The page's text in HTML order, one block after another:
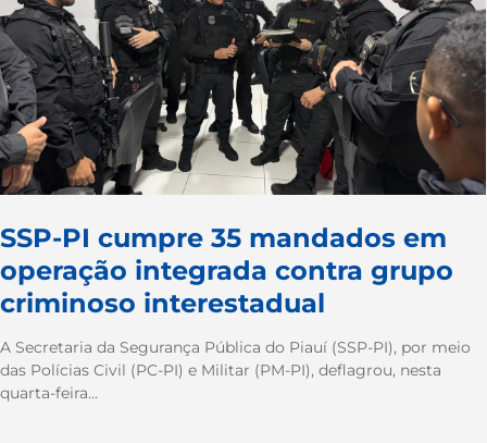
SSP-PI cumpre 35 mandados em
operação integrada contra grupo
criminoso interestadual
A Secretaria da Segurança Pública do Piauí (SSP-PI), por meio
das Polícias Civil (PC-PI) e Militar (PM-PI), deflagrou, nesta
quarta-feira...